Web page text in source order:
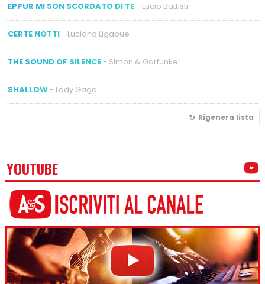
EPPUR MI SON SCORDATO DI TE- Lucio Battisti
CERTE NOTTI- Luciano Ligabue
THE SOUND OF SILENCE- Simon & Garfunkel
SHALLOW- Lady Gaga
Rigenera lista
YOUTUBE